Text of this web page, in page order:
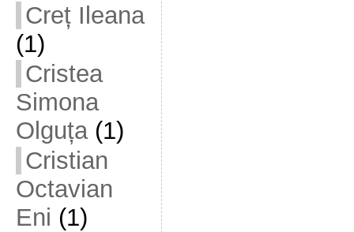
Creț Ileana
(1)
Cristea
Simona
Olguța(1)
Cristian
Octavian
Eni (1)